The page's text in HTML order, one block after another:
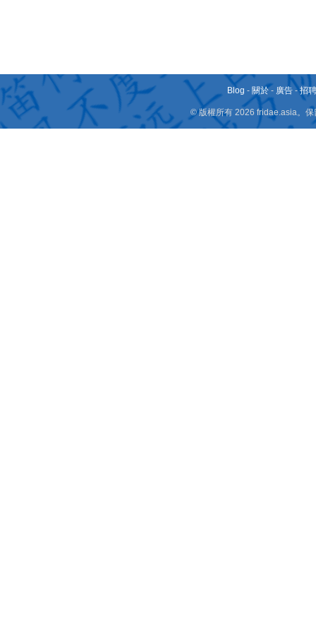
Blog - 關於 - 廣告 -招
© 版權所有 2026 fridae.asia。